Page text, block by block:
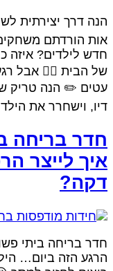
דרך יצירתית
הורדתם
לילדים? איזה
הבית 🦸‍♂️ אבל
✏️ הנה טריק
וישחרר את הילדים
בריחה
לייצר
בריחה ביתי
הזה ביום…